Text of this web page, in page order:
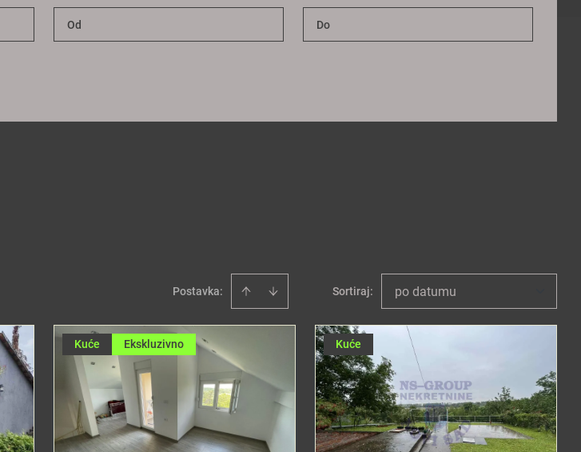
Postavka: Sortiraj: po datumu
Kuće Ekskluzivno Kuće